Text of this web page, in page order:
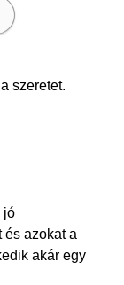
szeretet.
jó
és azokat a
akár egy